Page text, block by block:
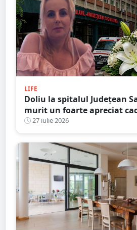
LIFE
Doliu la spitalul Județean
murit un foarte apreciat
27 iulie 2026